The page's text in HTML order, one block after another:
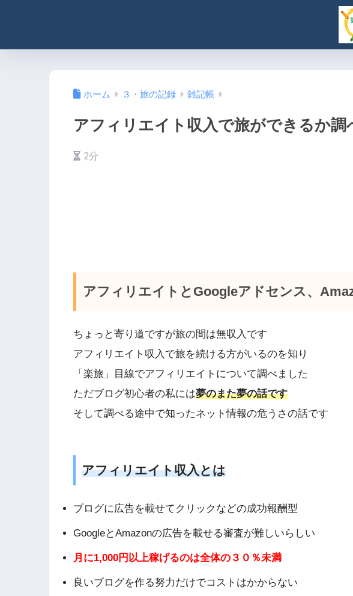
ホーム ３・旅の記録 雑記帳
アフィリエイト収入で旅ができるか調
2分
アフィリエイトとGoogleアドセンス、
ちょっと寄り道ですが旅の間は無収入です
アフィリエイト収入で旅を続ける方がいるのを知り
「楽旅」目線でアフィリエイトについて調べました
ただブログ初心者の私には夢のまた夢の話です
そして調べる途中で知ったネット情報の危うさの話です
アフィリエイト収入とは
ブログに広告を載せてクリックなどの成功報酬型
GoogleとAmazonの広告を載せる審査が難しいらしい
月に1,000円以上稼げるのは全体の３０％未満
良いブログを作る努力だけでコストはかからない